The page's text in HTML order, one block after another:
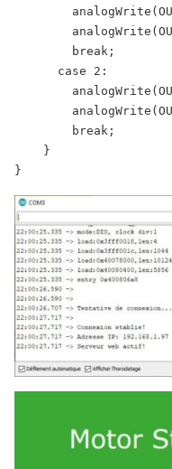
break;
case 2:
break;
}
}